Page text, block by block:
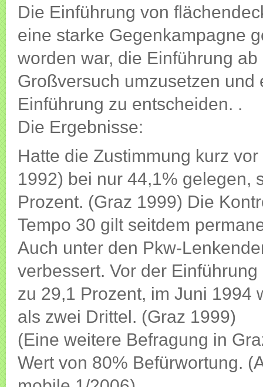
Die Einführung von
eine starke Gegenkampagne
worden war, die Einführung
Großversuch umzusetzen
Einführung zu entscheiden. .
Die Ergebnisse:
Hatte die Zustimmung kurz
1992) bei nur 44,1% gelegen,
Prozent. (Graz 1999) Die
Tempo 30 gilt seitdem
Auch unter den Pkw-
verbessert. Vor der
zu 29,1 Prozent, im Juni 1994
als zwei Drittel. (Graz 1999)
(Eine weitere Befragung in
Wert von 80% Befürwortung.